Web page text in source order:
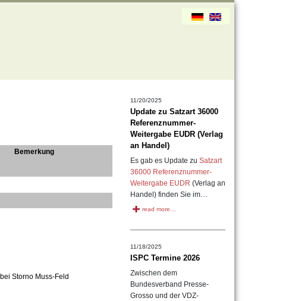
Bemerkung
bei Storno Muss-Feld
11/20/2025
Update zu Satzart 36000
Referenznummer-
Weitergabe EUDR (Verlag
an Handel)
Es gab es Update zu Satzart
36000 Referenznummer-
Weitergabe EUDR (Verlag an
Handel) finden Sie im…
read more…
11/18/2025
ISPC Termine 2026
Zwischen dem
Bundesverband Presse-
Grosso und der VDZ-